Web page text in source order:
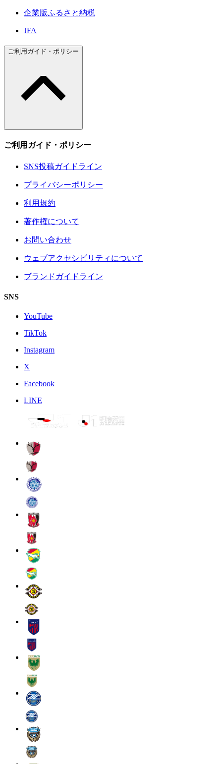
企業版ふるさと納税
JFA
ご利用ガイド・ポリシー
ご利用ガイド・ポリシー
SNS投稿ガイドライン
プライバシーポリシー
利用規約
著作権について
お問い合わせ
ウェブアクセシビリティについて
ブランドガイドライン
SNS
YouTube
TikTok
Instagram
X
Facebook
LINE